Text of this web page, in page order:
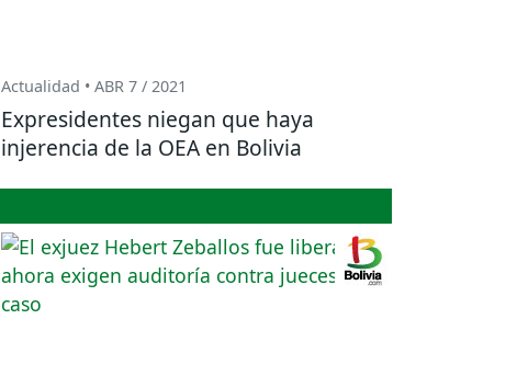
Actualidad • ABR 7 / 2021
Expresidentes niegan que haya
injerencia de la OEA en Bolivia